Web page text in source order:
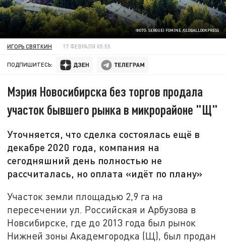
ФОТО: SERGUEI FOMINE /GLOBALLOOKPRESS
ИГОРЬ СВЯТКИН 17 ФЕВРАЛЯ 05:55
ПОДПИШИТЕСЬ:
Мэрия Новосибирска без торгов продала
участок бывшего рынка в микрорайоне "Щ"
Уточняется, что сделка состоялась ещё в
декабре 2020 года, компания на
сегодняшний день полностью не
рассчиталась, но оплата «идёт по плану»
Участок земли площадью 2,9 га на
пересечении ул. Российская и Арбузова в
Новсибирске, где до 2013 года был рынок
Нижней зоны Академгородка (Щ), был продан